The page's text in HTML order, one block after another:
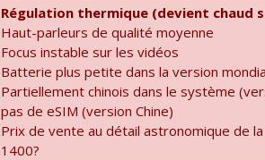
Régulation thermique (devient chaud
Haut-parleurs de qualité moyenne
Focus instable sur les vidéos
Batterie plus petite dans la version
Partiellement chinois dans le système
pas de eSIM (version Chine)
Prix de vente au détail astronomique de
1400?